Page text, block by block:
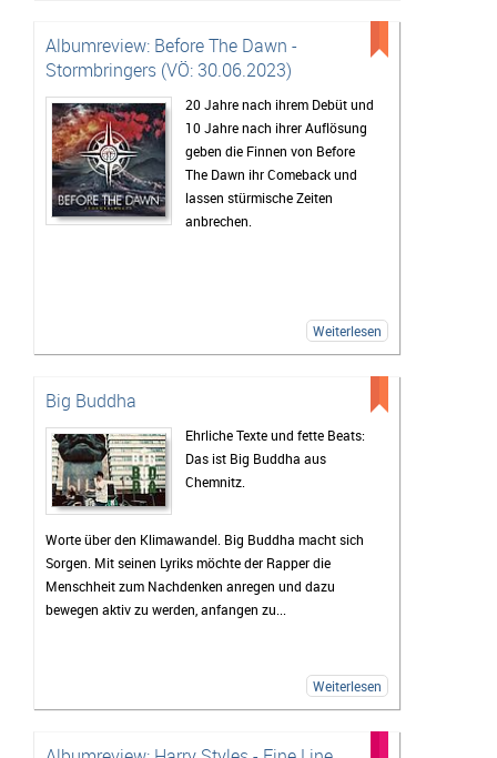
Albumreview: Before The Dawn -
Stormbringers (VÖ: 30.06.2023)
20 Jahre nach ihrem Debüt und
10 Jahre nach ihrer Auflösung
geben die Finnen von Before
The Dawn ihr Comeback und
lassen stürmische Zeiten
anbrechen.
Weiterlesen
Big Buddha
Ehrliche Texte und fette Beats:
Das ist Big Buddha aus
Chemnitz.
Worte über den Klimawandel. Big Buddha macht sich
Sorgen. Mit seinen Lyriks möchte der Rapper die
Menschheit zum Nachdenken anregen und dazu
bewegen aktiv zu werden, anfangen zu...
Weiterlesen